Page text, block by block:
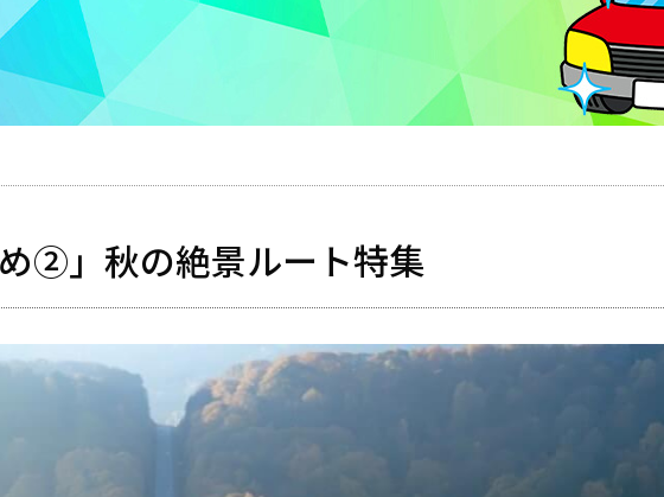
②」秋の絶景ルート特集